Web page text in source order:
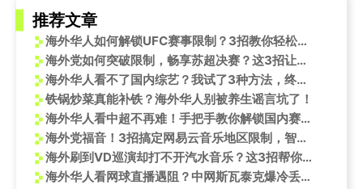
推荐文章
海外华人如何解锁UFC赛事限制？3招教你轻松观看张伟丽vs邓恩巅峰对决
海外党如何突破限制，畅享苏超决赛？这3招让你不再错过家乡赛事
海外华人看不了国内综艺？我试了3种方法，终于找到这个隐藏入口
铁锅炒菜真能补铁？海外华人别被养生谣言坑了！
海外华人看中超不再难！手把手教你解锁国内赛事直播
海外党福音！3招搞定网易云音乐地区限制，智能过渡AutoMix让你听歌如丝般顺滑
海外刷到VD巡演却打不开汽水音乐？这3招帮你秒解版权限制
海外华人看网球直播遇阻？中网斯瓦泰克爆冷丢盘背后的观赛难题